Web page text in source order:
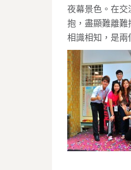
夜幕景色。在交
抱，盡顯難離難
相識相知，是兩